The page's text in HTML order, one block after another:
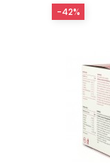
-42%